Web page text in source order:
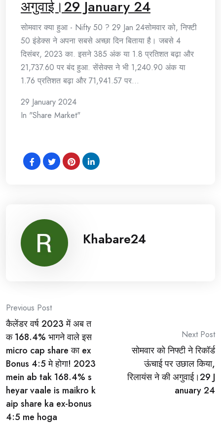
अगुवाई।29 January 24
सोमवार क्या हुआ - Nifty 50 ? 29 Jan 24सोमवार को, निफ्टी
50 इंडेक्स ने अपना सबसे अच्छा दिन बिताया है। जबसे 4
दिसंबर, 2023 का. इसने 385 अंक या 1.8 प्रतिशत बढ़ा और
21,737.60 पर बंद हुआ. सेंसेक्स ने भी 1,240.90 अंक या
1.76 प्रतिशत बढ़ा और 71,941.57 पर…
29 January 2024
In "Share Market"
Khabare24
Post
navigation
Previous Post
कैलेंडर वर्ष 2023 में अब त
क 168.4% भागने वाले इस
micro cap share का ex
Bonus 4:5 मे होगा! 2023
mein ab tak 168.4% s
heyar vaale is maikro k
aip share ka ex-bonus
4:5 me hoga
Next Post
सोमवार को निफ्टी ने रिकॉर्ड
ऊंचाई पर उछाल किया,
रिलायंस ने की अगुवाई।29 J
anuary 24